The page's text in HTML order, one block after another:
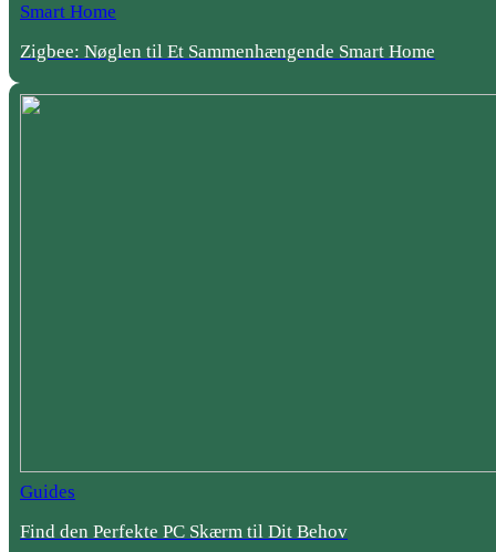
Smart Home
Zigbee: Nøglen til Et Sammenhængende Smart Home
Guides
Find den Perfekte PC Skærm til Dit Behov